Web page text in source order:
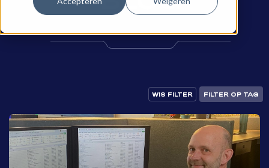
WIS FILTER FILTER OP TAG